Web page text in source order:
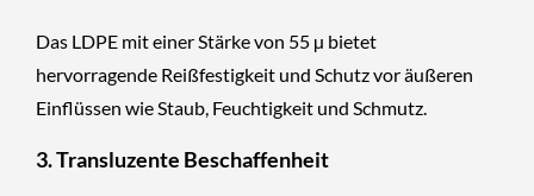
Das LDPE mit einer Stärke von 55 µ bietet
hervorragende Reißfestigkeit und Schutz vor äußeren
Einflüssen wie Staub, Feuchtigkeit und Schmutz.
3.Transluzente Beschaffenheit